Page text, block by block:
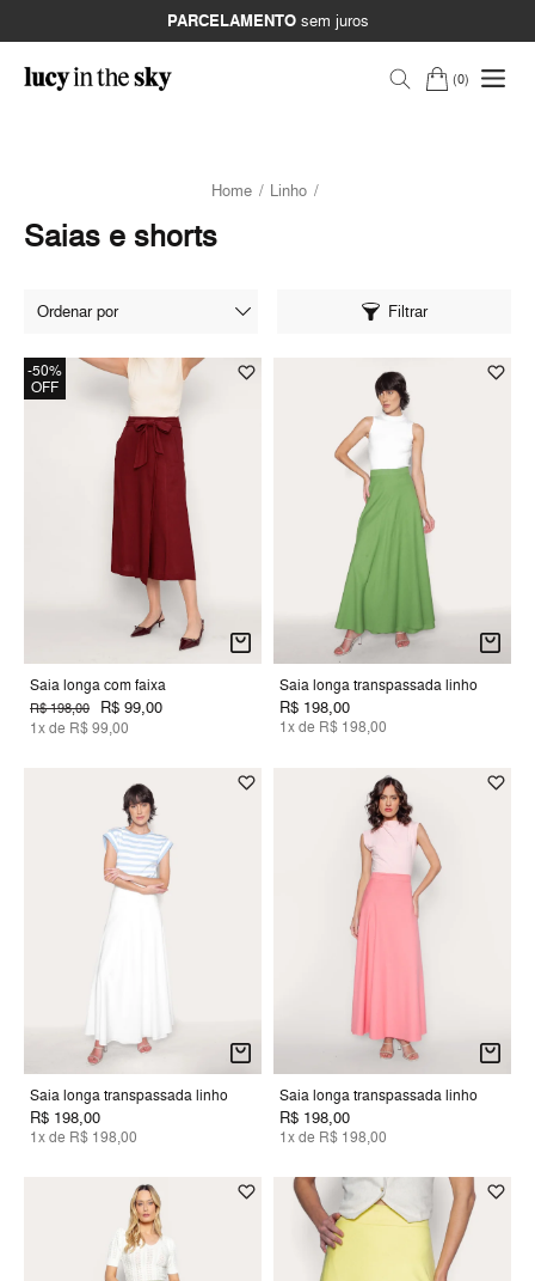
PARCELAMENTOsem juros
0
Home Linho
Saias e shorts
Filtrar
-50%
OFF
Saia longa com faixa
R$ 198,00 R$ 99,00
1x de R$ 99,00
Saia longa transpassada linho
R$ 198,00
1x de R$ 198,00
Saia longa transpassada linho
R$ 198,00
1x de R$ 198,00
Saia longa transpassada linho
R$ 198,00
1x de R$ 198,00